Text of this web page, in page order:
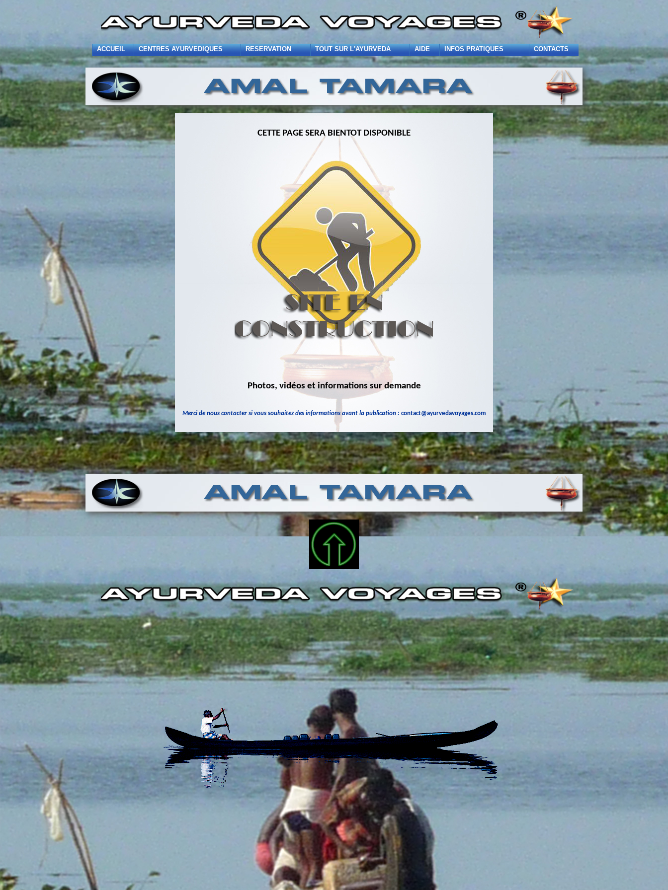
CETTE PAGE SERA BIENTOT DISPONIBLE
Photos, vidéos et informations sur demande
Merci de nous contacter si vous souhaitez des informations avant la publication : contact@ayurvedavoyages.com
ACCUEIL CENTRES AYURVEDIQUES RESERVATION TOUT SUR L'AYURVEDA AIDE INFOS PRATIQUES CONTACTS